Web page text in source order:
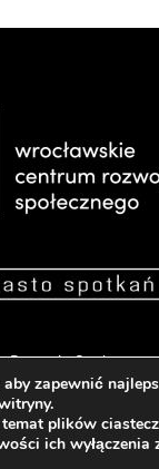
Rozwoju
159 Wrocław
aby zapewnić
plików
ich wyłączenia